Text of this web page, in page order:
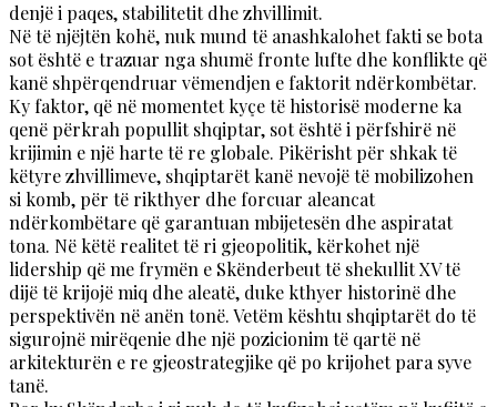
denjë i paqes, stabilitetit dhe zhvillimit.
Në të njëjtën kohë, nuk mund të anashkalohet fakti se bota
sot është e trazuar nga shumë fronte lufte dhe konflikte që
kanë shpërqendruar vëmendjen e faktorit ndërkombëtar.
Ky faktor, që në momentet kyçe të historisë moderne ka
qenë përkrah popullit shqiptar, sot është i përfshirë në
krijimin e një harte të re globale. Pikërisht për shkak të
këtyre zhvillimeve, shqiptarët kanë nevojë të mobilizohen
si komb, për të rikthyer dhe forcuar aleancat
ndërkombëtare që garantuan mbijetesën dhe aspiratat
tona. Në këtë realitet të ri gjeopolitik, kërkohet një
lidership që me frymën e Skënderbeut të shekullit XV të
dijë të krijojë miq dhe aleatë, duke kthyer historinë dhe
perspektivën në anën tonë. Vetëm kështu shqiptarët do të
sigurojnë mirëqenie dhe një pozicionim të qartë në
arkitekturën e re gjeostrategjike që po krijohet para syve
tanë.